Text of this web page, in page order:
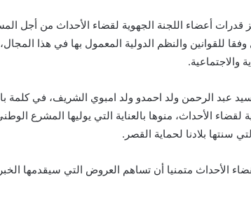
قدرات أعضاء اللجنة الجهوية لقضاء الأحداث من أجل
وفقا للقوانين والنظم الدولية المعمول بها في هذا
والاجتماعية.
عبد الرحمن ولد احمدو ولد امبوي الشريف، في كلمة
الأحداث، منوها بالعناية التي يوليها المشرع
سنتها بلادنا لحماية القصر.
الأحداث متمنيا أن تساهم العروض التي سيقدمها